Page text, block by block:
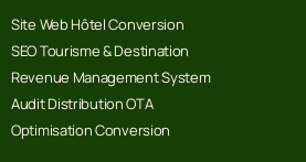
Site Web Hôtel Conversion
SEO Tourisme & Destination
Revenue Management System
Audit Distribution OTA
Optimisation Conversion